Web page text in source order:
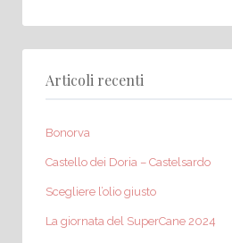
Articoli recenti
Bonorva
Castello dei Doria – Castelsardo
Scegliere l’olio giusto
La giornata del SuperCane 2024